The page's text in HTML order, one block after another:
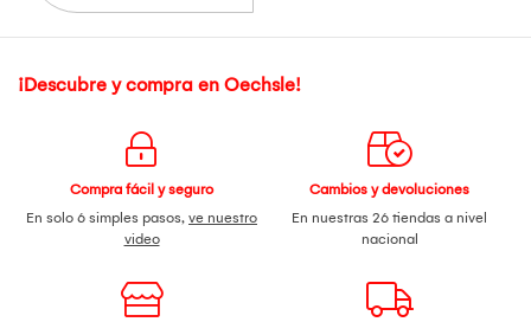
¡Descubre y compra en Oechsle!
Compra fácil y seguro
En solo 6 simples pasos, ve nuestro
video
Cambios y devoluciones
En nuestras 26 tiendas a nivel
nacional